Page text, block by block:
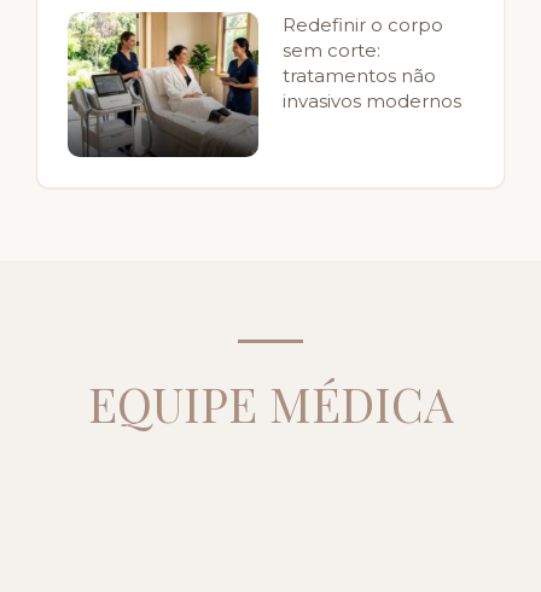
Redefinir o corpo
sem corte:
tratamentos não
invasivos modernos
EQUIPE MÉDICA